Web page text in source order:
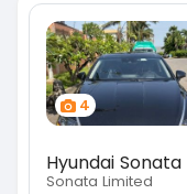
4
Hyundai Sonata
Sonata Limited